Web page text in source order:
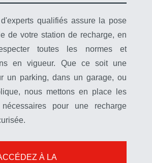
qualifiés assure la pose
de votre station de recharge, en
toutes les normes et
en vigueur. Que ce soit une
un parking, dans un garage, ou
nous mettons en place les
nécessaires pour une recharge
À LA